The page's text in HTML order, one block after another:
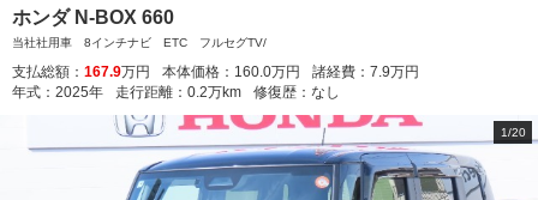
ホンダ N-BOX 660
当社社用車 8インチナビ ETC フルセグTV/
支払総額： 167.9万円 本体価格： 160.0万円 諸経費： 7.9万円
年式： 2025年 走行距離： 0.2万km 修復歴： なし
1/20